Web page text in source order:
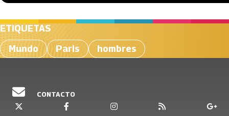
ETIQUETAS
Mundo
Paris hombres
CONTACTO